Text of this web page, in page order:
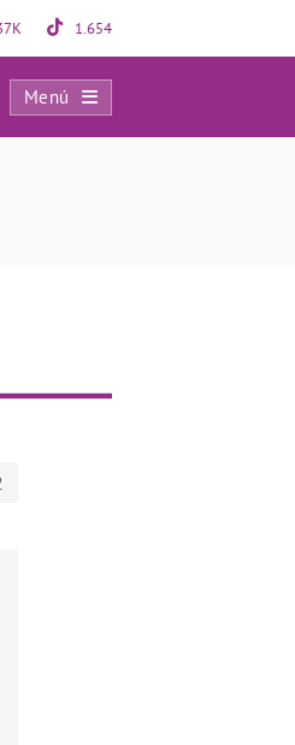
1.654
Menú